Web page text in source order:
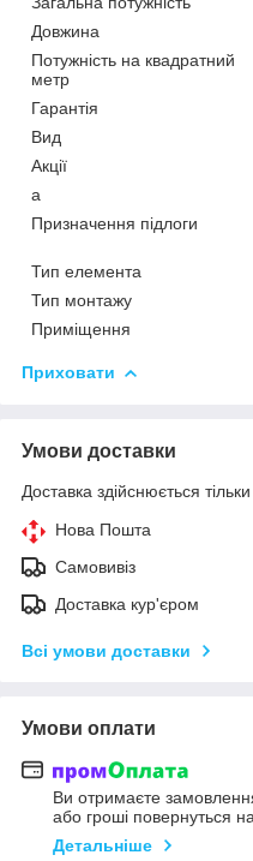
Довжина
Потужність на квадратний
метр
Гарантія
Вид
Акції
а
Призначення підлоги
Тип елемента
Тип монтажу
Приміщення
Приховати
Умови доставки
Доставка здійснюється
Нова Пошта
Самовивіз
Доставка кур'єром
Всі умови доставки
Умови оплати
Ви отримаєте
або гроші повернуться
Детальніше